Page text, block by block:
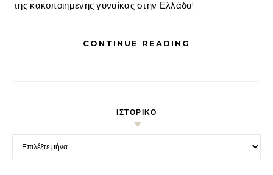
της κακοποιημένης γυναίκας στην Ελλάδα!
CONTINUE READING
ΙΣΤΟΡΙΚΌ
Ιστορικό